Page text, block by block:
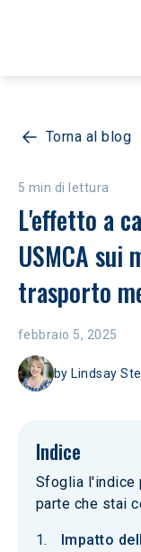
Torna al blog
5 min di lettura
L'effetto a
USMCA sui
trasporto
febbraio 5, 2025
by Lindsay
Indice
Sfoglia l'indice
parte che stai
Impatto